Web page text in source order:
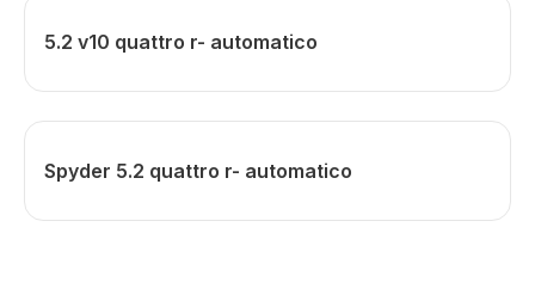
5.2 v10 quattro r- automatico
Spyder 5.2 quattro r- automatico